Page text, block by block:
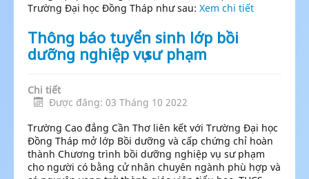
Trường Đại học Đồng Tháp như sau: Xem chi tiết
Thông báo tuyển sinh lớp bồi
dưỡng nghiệp vụ sư phạm
Chi tiết
Được đăng: 03 Tháng 10 2022
Trường Cao đẳng Cần Thơ liên kết với Trường Đại học
Đồng Tháp mở lớp Bồi dưỡng và cấp chứng chỉ hoàn
thành Chương trình bồi dưỡng nghiệp vụ sư phạm
cho người có bằng cử nhân chuyên ngành phù hợp và